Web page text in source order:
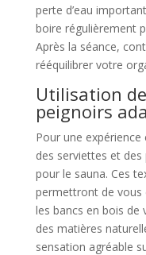
perte d’eau
boire régulièrement
Après la séance,
rééquilibrer votre
Utilisation
peignoirs
Pour une
des serviettes et
pour le sauna. Ces
permettront de vous
les bancs en bois de
des matières
sensation agréable